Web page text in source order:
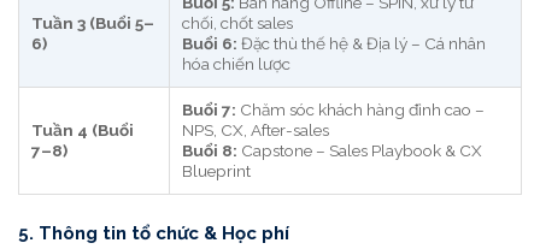
Tuần 3 (Buổi 5–
6)
chối, chốt sales
Buổi 6: Đặc thù thế hệ & Địa lý – Cá nhân
hóa chiến lược
Tuần 4 (Buổi
7–8)
Buổi 7: Chăm sóc khách hàng đỉnh cao –
NPS, CX, After-sales
Buổi 8: Capstone – Sales Playbook & CX
Blueprint
5. Thông tin tổ chức & Học phí